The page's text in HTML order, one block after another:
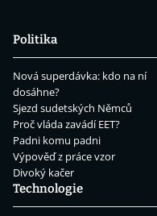
Politika
Nová superdávka: kdo na ní
dosáhne?
Sjezd sudetských Němců
Proč vláda zavádí EET?
Padni komu padni
Výpověď z práce vzor
Divoký kačer
Technologie